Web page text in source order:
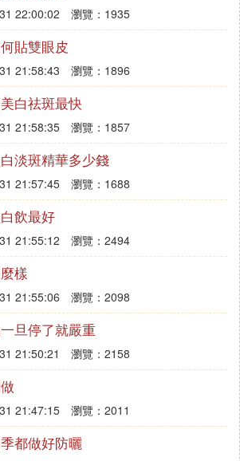
22:00:02 瀏覽：1935
貼雙眼皮
21:58:43 瀏覽：1896
白祛斑最快
21:58:35 瀏覽：1857
淡斑精華多少錢
21:57:45 瀏覽：1688
飲最好
21:55:12 瀏覽：2494
樣
21:55:06 瀏覽：2098
旦停了就嚴重
21:50:21 瀏覽：2158
21:47:15 瀏覽：2011
都做好防曬